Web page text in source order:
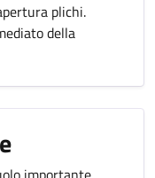
plichi.
della